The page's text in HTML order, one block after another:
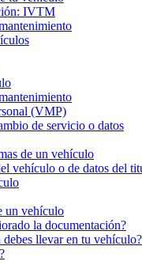
IVTM
(VMP)
de servicio o datos
de un vehículo
vehículo o de datos del
un vehículo
la documentación?
llevar en tu vehículo?